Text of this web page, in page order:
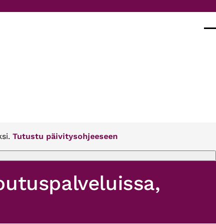
Tutustu päivitysohjeeseen